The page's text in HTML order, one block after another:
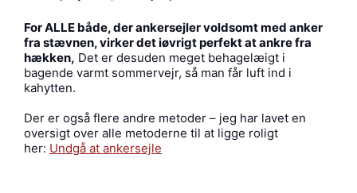
For ALLE både, der ankersejler voldsomt med anker
fra stævnen, virker det iøvrigt perfekt at ankre fra
hækken, Det er desuden meget behagelæigt i
bagende varmt sommervejr, så man får luft ind i
kahytten.
Der er også flere andre metoder – jeg har lavet en
oversigt over alle metoderne til at ligge roligt
her: Undgå at ankersejle